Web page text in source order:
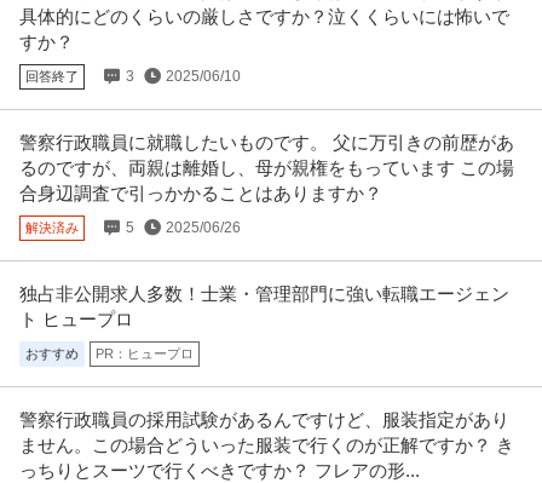
具体的にどのくらいの厳しさですか？泣くくらいには怖いで
すか？
回答終了 3 2025/06/10
警察行政職員に就職したいものです。 父に万引きの前歴があ
るのですが、両親は離婚し、母が親権をもっています この場
合身辺調査で引っかかることはありますか？
解決済み 5 2025/06/26
独占非公開求人多数！士業・管理部門に強い転職エージェン
ト ヒュープロ
おすすめ PR：ヒュープロ
警察行政職員の採用試験があるんですけど、服装指定があり
ません。この場合どういった服装で行くのが正解ですか？ き
っちりとスーツで行くべきですか？ フレアの形...